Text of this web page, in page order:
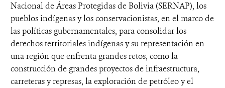
Nacional de Áreas Protegidas de Bolivia (SERNAP), los
pueblos indígenas y los conservacionistas, en el marco de
las políticas gubernamentales, para consolidar los
derechos territoriales indígenas y su representación en
una región que enfrenta grandes retos, como la
construcción de grandes proyectos de infraestructura,
carreteras y represas, la exploración de petróleo y el